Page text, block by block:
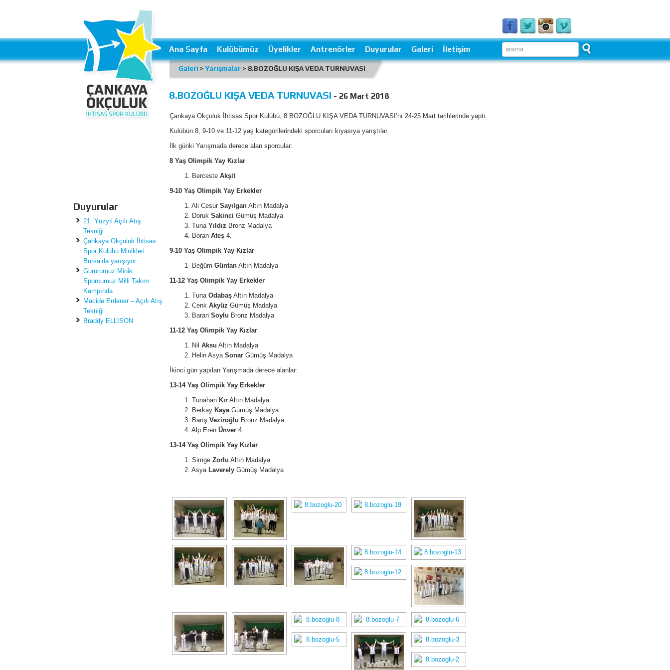
Duyurular
21. Yüzyıl Açılı Atış
Tekniği
Çankaya Okçuluk İhtisas
Spor Kulübü Minikleri
Bursa’da yarışıyor.
Gururumuz Minik
Sporcumuz Milli Takım
Kampında
Macide Erdener – Açılı Atış
Tekniği
Braddy ELLISON
Ana Sayfa Kulübümüz Üyelikler Antrenörler Duyurular Galeri İletişim
Galeri > Yarışmalar > 8.BOZOĞLU KIŞA VEDA TURNUVASI
8.BOZOĞLU KIŞA VEDA TURNUVASI - 26 Mart 2018
Çankaya Okçuluk İhtisas Spor Kulübü, 8.BOZOĞLU KIŞA VEDA TURNUVASI’nı 24-25 Mart tarihlerinde yaptı.
Kulübün 8, 9-10 ve 11-12 yaş kategorilerindeki sporcuları kıyasıya yarıştılar.
İlk günki Yarışmada derece alan sporcular:
8 Yaş Olimpik Yay Kızlar
1. Berceste Akşit
9-10 Yaş Olimpik Yay Erkekler
1. Ali Cesur SayılganAltın Madalya
2. Doruk Sakinci Gümüş Madalya
3. Tuna Yıldız Bronz Madalya
4. Boran Ateş4.
9-10 Yaş Olimpik Yay Kızlar
1- Beğüm GüntanAltın Madalya
11-12 Yaş Olimpik Yay Erkekler
1. Tuna OdabaşAltın Madalya
2. Cenk Akyüz Gümüş Madalya
3. Baran Soylu Bronz Madalya
11-12 Yaş Olimpik Yay Kızlar
1. Nil Aksu Altın Madalya
2. Helin Asya SonarGümüş Madalya
İkinci gün yapılan Yarışmada derece alanlar:
13-14 Yaş Olimpik Yay Erkekler
1. Tunahan KırAltın Madalya
2. Berkay KayaGümüş Madalya
3. Barış Veziroğlu Bronz Madalya
4. Alp Eren Ünver4.
13-14 Yaş Olimpik Yay Kızlar
1. Simge Zorlu Altın Madalya
2. Asya LaverelyGümüş Madalya